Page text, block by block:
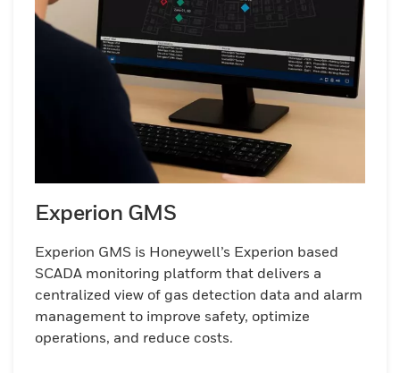
detección de partes por mil millones (ppb).
Experion GMS
Experion GMS is Honeywell’s Experion based
SCADA monitoring platform that delivers a
centralized view of gas detection data and alarm
management to improve safety, optimize
operations, and reduce costs.